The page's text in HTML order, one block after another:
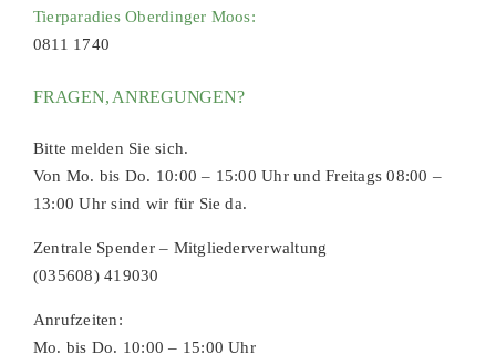
Tierparadies Oberdinger Moos:
0811 1740
FRAGEN, ANREGUNGEN?
Bitte melden Sie sich.
Von Mo. bis Do. 10:00 – 15:00 Uhr und Freitags 08:00 –
13:00 Uhr sind wir für Sie da.
Zentrale Spender – Mitgliederverwaltung
(035608) 419030
Anrufzeiten:
Mo. bis Do. 10:00 – 15:00 Uhr